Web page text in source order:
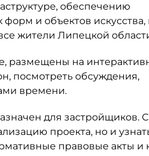
обеспечению
и объектов
жители Липецкой
размещены на
посмотреть обсуждения,
времени.
для застройщиков.
проекта, но и
правовые акты и